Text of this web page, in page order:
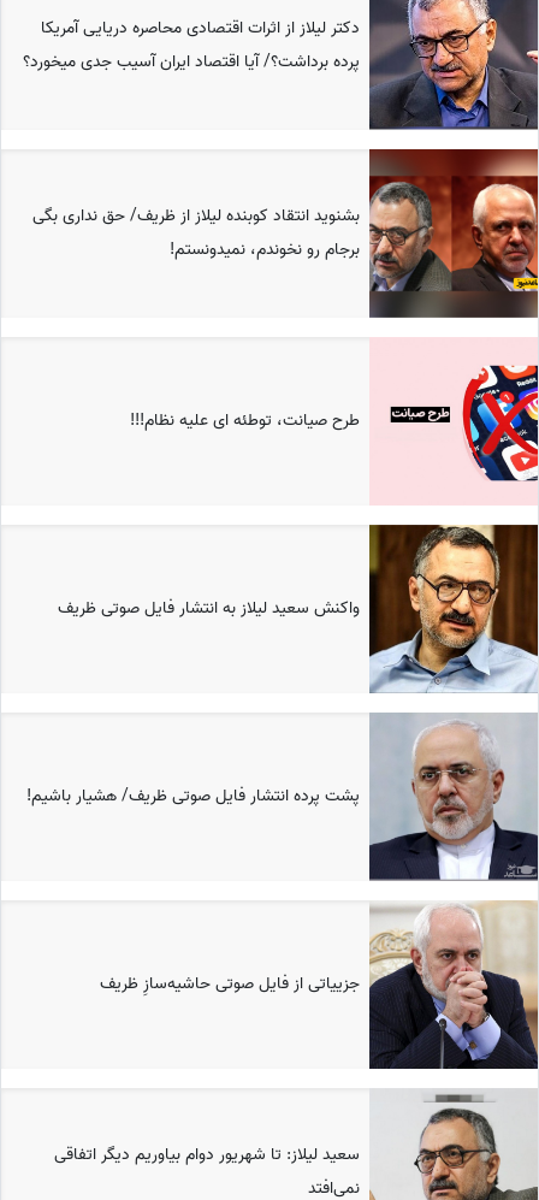
دکتر لیلاز از اثرات اقتصادی محاصره دریایی آمریکا
پرده برداشت؟/ آیا اقتصاد ایران آسیب جدی میخورد؟
بشنوید انتقاد کوبنده لیلاز از ظریف/ حق نداری بگی
برجام رو نخوندم، نمیدونستم!
طرح صیانت، توطئه ای علیه نظام!!!
واکنش سعید لیلاز به انتشار فایل صوتی ظریف
پشت پرده انتشار فایل صوتی ظریف/ هشیار باشیم!
جزییاتی از فایل صوتی حاشیه‌سازِ ظریف
سعید لیلاز: تا شهریور دوام بیاوریم دیگر اتفاقی
نمی‌افتد